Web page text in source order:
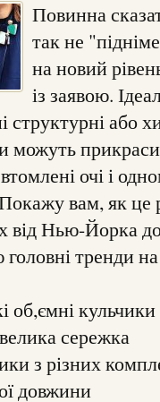
Повинна
так не
на новий
із заявою.
структурні або
можуть
очі і
вам, як це
від Нью-Йорка
тренди
об,ємні кульчики
сережка
з різних
довжини